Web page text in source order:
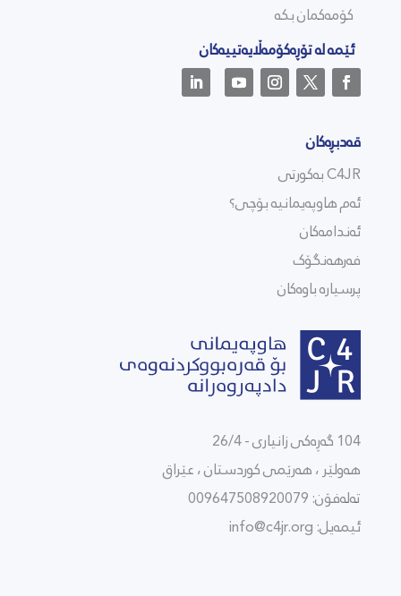
کۆمەکمان بکە
ئێمە لە تۆڕەکۆمەڵایەتییەکان
قەدبڕەکان
C4JR بەکورتی
ئەم هاوپەیمانیە بۆچی؟
ئەندامەکان
فەرهەنگۆک
پرسیارە باوەکان
104 گەڕەکی زانیاری - 26/4
هەولێر ، هەرێمی كوردستان ، عێراق
تەلەفۆن: 009647508920079
ئیمەیل: info@c4jr.org